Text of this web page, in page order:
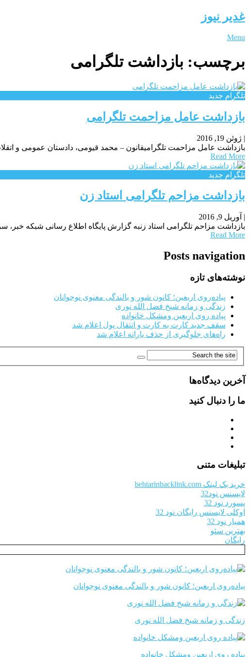
غدیر نیوز
Menu
برچسب: بازداشت تلگرامی
تلگرام جدید
بازداشت عامل مزاحمت تلگرامی
| ژوئن 19, 2016
بازداشت عامل مزاحمت تلگرامیقانون – محمد قیومی، دادستان عمومی و
Read More
تلگرام جدید
بازداشت مزاحم تلگرامی استاد زن
| آوریل 9, 2016
بازداشت مزاحم تلگرامی استاد زنبه گزارش پایگاه اطلاع رسانی شبکه
Read More
Posts navigation
نوشته‌های تازه
پیاده‌روی اربعین؛ کانون شور و بالندگی معنوی نوجوانان
زندگی و زمانه شیخ فضل الله نوری
پیاده روی اربعین ومشکل خانواده
سقف جدید کارت به کارت و انتقال پول اعلام شد
راه‌های جلوگیری از حذف یارانه اعلام شد
آخرین دیدگاه‌ها
ما را دنبال کنید
تبلیغات متنی
خرید بک لینک behtarinbacklink.com
لایسنس نود32
پسورد نود 32
اوکلی لایسنس رایگان نود 32
همیار نود 32
بهترین سئو
رایگان
پیاده‌روی اربعین؛ کانون شور و بالندگی معنوی نوجوانان
زندگی و زمانه شیخ فضل الله نوری
پیاده روی اربعین ومشکل خانواده